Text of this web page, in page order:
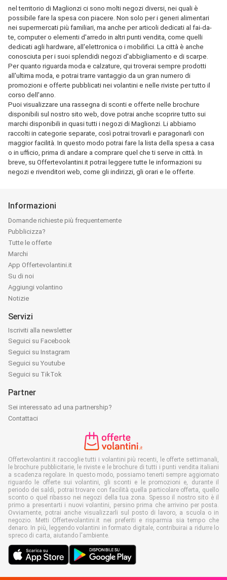
nel territorio di Maglionzi ci sono molti negozi diversi, nei quali è
possibile fare la spesa con piacere. Non solo per i generi alimentari
nei supermercati più familiari, ma anche per articoli dedicati al fai-da-
te, computer o elementi d'arredo in altri punti vendita, come quelli
dedicati agli hardware, all'elettronica o i mobilifici. La città è anche
conosciuta per i suoi splendidi negozi d'abbigliamento e di scarpe.
Per quanto riguarda moda e calzature, qui troverai sempre prodotti
all'ultima moda, e potrai trarre vantaggio da un gran numero di
promozioni e offerte pubblicati nei volantini e nelle riviste per tutto il
corso dell'anno.
Puoi visualizzare una rassegna di sconti e offerte nelle brochure
disponibili sul nostro sito web, dove potrai anche scoprire tutto sui
marchi disponibili in quasi tutti i negozi di Maglionzi. Li abbiamo
raccolti in categorie separate, così potrai trovarli e paragonarli con
maggior facilità. In questo modo potrai fare la lista della spesa a casa
o in ufficio, prima di andare a comprare quel che ti serve in città. In
breve, su Offertevolantini.it potrai leggere tutte le informazioni su
negozi e rivenditori web, come gli indirizzi, gli orari e le offerte.
Informazioni
Domande richieste più frequentemente
Pubblicizza?
Tutte le offerte
Marchi
App Offertevolantini.it
Su di noi
Aggiungi volantino
Notizie
Servizi
Iscriviti alla newsletter
Seguici su Facebook
Seguici su Instagram
Seguici su Youtube
Seguici su TikTok
Partner
Sei interessato ad una partnership?
Contattaci
Offertevolantini.it raccoglie tutti i volantini più recenti, le offerte settimanali,
le brochure pubblicitarie, le riviste e le brochure di tutti i punti vendita italiani
a scadenza regolare. In questo modo, possiamo tenerti sempre aggiornato
riguardo le offerte sui volantini, gli sconti e le promozioni e, durante il
periodo dei saldi, potrai trovare con facilità quella particolare offerta, quello
sconto o quel ribasso nei negozi della tua zona. Spesso il nostro sito è il
primo a presentarti i nuovi volantini, persino prima che arrivino per posta.
Ovviamente, potrai anche visualizzarli sul posto di lavoro, a scuola o in
negozio. Metti Offertevolantini.it nei preferiti e risparmia sia tempo che
denaro. In più, leggendo volantini in formato digitale, contribuirai a ridurre lo
spreco di carta, aiutando l'ambiente.